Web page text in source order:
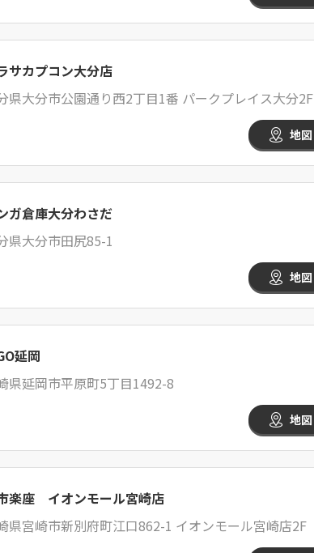
サカプコン大分店
県大分市公園通り西2丁目1番 パークプレイス大分2F
地図
ガ倉庫大分わさだ
県大分市田尻85-1
地図
延岡
県延岡市平原町5丁目1492-8
地図
楽座 イオンモール宮崎店
県宮崎市新別府町江口862-1 イオンモール宮崎店2F